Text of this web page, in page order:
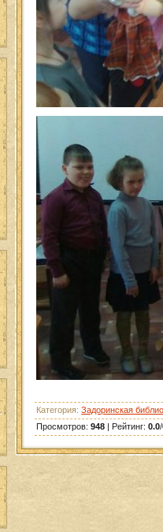
Категория:Задоринская
Просмотров:948 | Рейтинг:0.0/